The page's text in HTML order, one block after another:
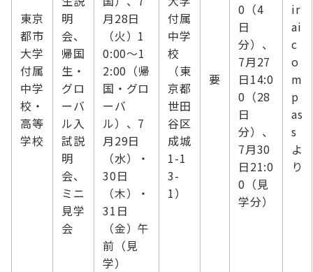
東京
都市
大学
付属
中学
校・
高等
学校
明
会、
帰国
生・
グロ
ーバ
ル入
試説
明
会、
ミニ
見学
会
月28日
（火）1
0:00～1
2:00（帰
国・グロ
ーバ
ル）、7
月29日
（水）・
30日
（木）・
31日
（金）午
前（見
学）
付属
中学
校
（東
京都
世田
谷区
成城
1-1
3-
1）
要
0（4
日
分）、
7月27
日14:0
0（28
日
分）、
7月30
日21:0
0（見
学分）
ir
ai
c
o
m
p
as
s
よ
り